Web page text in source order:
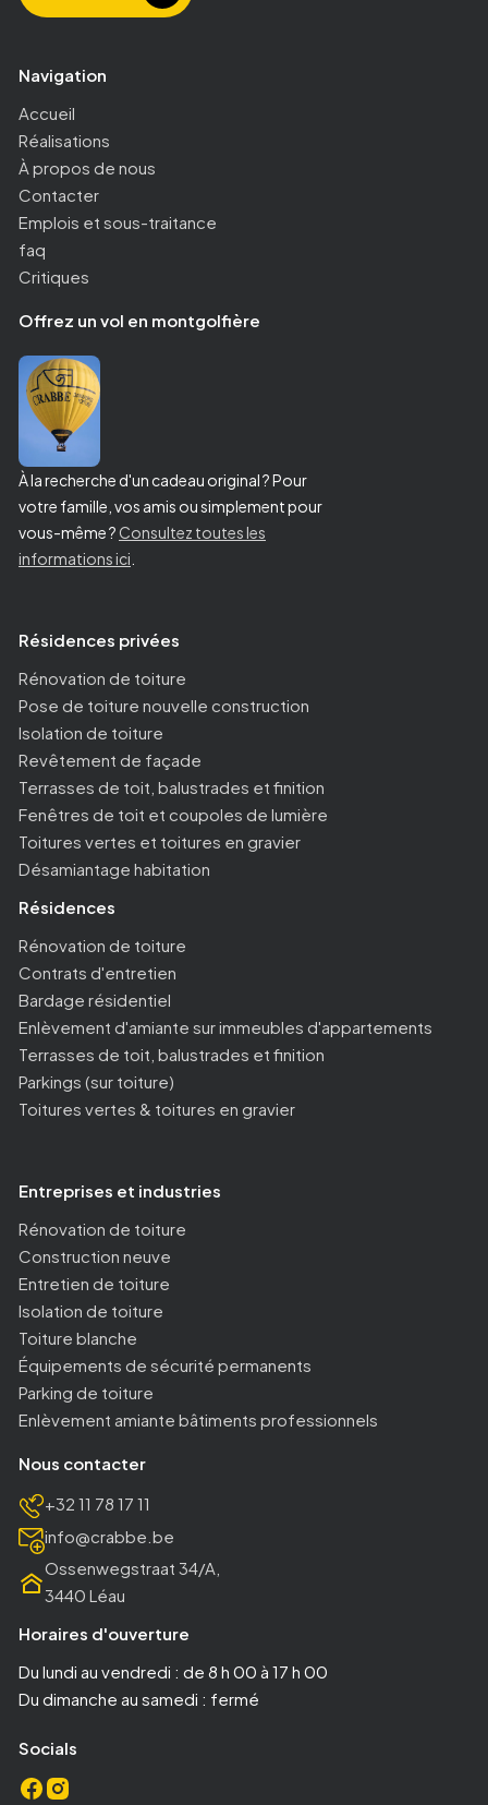
Navigation
Accueil
Réalisations
À propos de nous
Contacter
Emplois et sous-traitance
faq
Critiques
Offrez un vol en montgolfière
À la recherche d'un cadeau original ? Pour
votre famille, vos amis ou simplement pour
vous-même ? Consultez toutes les
informations ici
Résidences privées
Rénovation de toiture
Pose de toiture nouvelle construction
Isolation de toiture
Revêtement de façade
Terrasses de toit, balustrades et finition
Fenêtres de toit et coupoles de lumière
Toitures vertes et toitures en gravier
Désamiantage habitation
Résidences
Rénovation de toiture
Contrats d'entretien
Bardage résidentiel
Enlèvement d'amiante sur immeubles d'appartements
Terrasses de toit, balustrades et finition
Parkings (sur toiture)
Toitures vertes & toitures en gravier
Entreprises et industries
Rénovation de toiture
Construction neuve
Entretien de toiture
Isolation de toiture
Toiture blanche
Équipements de sécurité permanents
Parking de toiture
Enlèvement amiante bâtiments professionnels
Nous contacter
+32 11 78 17 11
info@crabbe.be
Ossenwegstraat 34/A,
3440 Léau
Horaires d'ouverture
Du lundi au vendredi : de 8 h 00 à 17 h 00
Du dimanche au samedi : fermé
Socials